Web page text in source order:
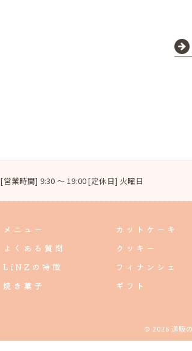
[営業時間] 9:30 ～ 19:00 [定休日] 火曜日
メニュー
よくある質問
LiNZの特徴
焼き菓子
カットケーキ
クッキー
フィナンシェ
ギフト
© 2026 通販